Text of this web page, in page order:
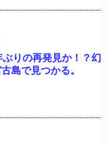
ぶりの再発見か！？幻
島で見つかる。